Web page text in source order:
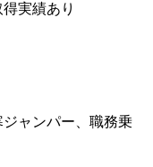
実績あり
ャンパー、職務乗